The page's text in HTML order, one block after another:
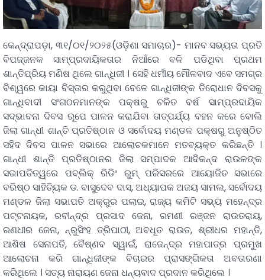
କେନ୍ଦ୍ରାପଡ଼ା, ୩୧/୦୧/୨୦୨୫(ଓଡ଼ିଶା ସମାଚାର)- ମାନବ ସଭ୍ୟତା ପ୍ରତି
ବିପଜ୍ଜନକ ସାମ୍ପ୍ରଦାୟିକତାର ନିଆଁରେ ବଳି ପଡିଥିବା ପ୍ରଥମ
ଶାନ୍ତିପ୍ରିୟ ମଣିଷ ଥିଲେ ଗାନ୍ଧିଜୀ । ସେହି ଧର୍ମୀୟ ମୌଳବାଦ ଏବେ ସମଗ୍ର
ବିଶ୍ୱରେ କାୟା ବିସ୍ତାର କରୁଥିବା ବେଳେ ଗାନ୍ଧିଜୀଙ୍କ ତିରୋଧାନ ଦିବସକୁ
ଗାନ୍ଧିବାଦୀ ସଂଗଠନମାନଙ୍କ ପକ୍ଷରୁ ଚଳିତ ବର୍ଷ ସାମ୍ପ୍ରଦାୟିକ
ସଦ୍ଭାବନା ଦିବସ ରୂପେ ପାଳନ କରାଯିବା ତାତ୍ପର୍ଯ୍ୟ ବହନ କରେ ବୋଲି
ଜିଲା ଗାନ୍ଧୀ ଶାନ୍ତି ପ୍ରତିଷ୍ଠାନ ଓ ସର୍ବୋଦୟ ମଣ୍ଡଳ ପକ୍ଷରୁ ଅନୁଷ୍ଠିତ
ସହିଦ ଦିବସ ପାଳନ ସଭାରେ ଆଲୋଚକମାନେ ମତବ୍ୟକ୍ତ କରିଛନ୍ତି ।
ଗାନ୍ଧୀ ଶାନ୍ତି ପ୍ରତିଷ୍ଠାନର ଜିଲା ସମ୍ପାଦକ ଆଦିକନ୍ଦ ରାଉଳଙ୍କ
ସଭାପତିତ୍ୱରେ ପବ୍ଲିକ୍ ରିଡିଂ ରୁମ୍ ପରିସରରେ ଆୟୋଜିତ ସଭାରେ
ବରିଷ୍ଠ ସାହିତ୍ୟିକ ଡ. ବାସୁଦେବ ଦାସ, ଅଧ୍ୟାପକ ଅଜୟ ସାମଲ, ସର୍ବୋଦୟ
ମଣ୍ଡଳ ଜିଲା ସଭାପତି ଅକ୍ରୁର ପଲାଇ, ରାଜ୍ୟ କମିଟି ସଭ୍ୟ ମହେନ୍ଦ୍ର
ପଟ୍ଟନାୟକ, ରବୀନ୍ଦ୍ର ପ୍ରସାଦ ଜେନା, ରମଣୀ ରଞ୍ଜନ ରାଉତରାୟ,
ରଣଧୀର ଜେନା, ନ୍ରୁସିଂହ ତ୍ରିପାଠୀ, ଅବଧୂତ ରାଉତ, ଶ୍ରୀଧର ମହାନ୍ତି,
ଆଶିଷ ସେନାପତି, ବୈଷ୍ଣବ ସ୍ୱାଇଁ, ରାଜେନ୍ଦ୍ର ମହାପାତ୍ର ପ୍ରମୁଖ
ଆଲୋଚନା କରି ଗାନ୍ଧିଜୀଙ୍କ ବିଚାରର ପ୍ରାସଙ୍ଗିକତା ଅବତାରଣା
କରିଥିଲେ । ସତ୍ୟ ନାରାୟଣ ଜେନା ଧନ୍ୟବାଦ ପ୍ରଦାନ କରିଥିଲେ ।